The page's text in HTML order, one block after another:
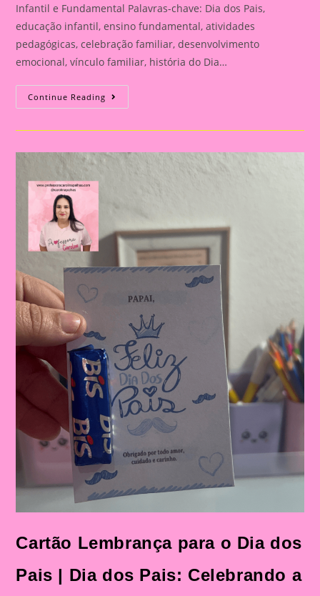
Infantil e Fundamental Palavras-chave: Dia dos Pais,
educação infantil, ensino fundamental, atividades
pedagógicas, celebração familiar, desenvolvimento
emocional, vínculo familiar, história do Dia…
Continue Reading Atividade
Para
Dia
Dia
Aprendizado
Educação
Infantil
Fundamental
Cartão Lembrança para o Dia dos
Pais | Dia dos Pais: Celebrando a